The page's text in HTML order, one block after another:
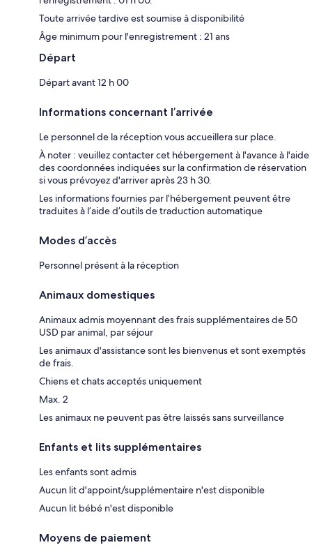
Toute arrivée tardive est soumise à disponibilité
Âge minimum pour l'enregistrement : 21 ans
Départ
Départ avant 12 h 00
Informations concernant l’arrivée
Le personnel de la réception vous accueillera sur place.
À noter : veuillez contacter cet hébergement à l'avance à l'aide
des coordonnées indiquées sur la confirmation de réservation
si vous prévoyez d'arriver après 23 h 30.
Les informations fournies par l’hébergement peuvent être
traduites à l’aide d’outils de traduction automatique
Modes d’accès
Personnel présent à la réception
Animaux domestiques
Animaux admis moyennant des frais supplémentaires de 50
USD par animal, par séjour
Les animaux d'assistance sont les bienvenus et sont exemptés
de frais.
Chiens et chats acceptés uniquement
Max. 2
Les animaux ne peuvent pas être laissés sans surveillance
Enfants et lits supplémentaires
Les enfants sont admis
Aucun lit d'appoint/supplémentaire n'est disponible
Aucun lit bébé n'est disponible
Moyens de paiement